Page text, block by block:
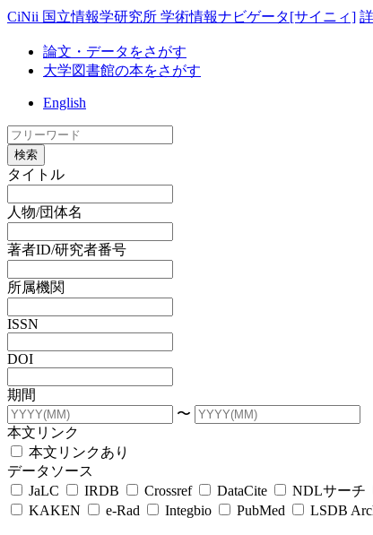
CiNii 国立情報学研究所 学術情報ナビゲータ[サイニィ]
論文・データをさがす
大学図書館の本をさがす
English
検索
タイトル
人物/団体名
著者ID/研究者番号
所属機関
ISSN
DOI
期間
〜
本文リンク
本文リンクあり
データソース
JaLC
IRDB Crossref DataCite NDLサーチ
KAKEN
e-Rad Integbio PubMed LSDB